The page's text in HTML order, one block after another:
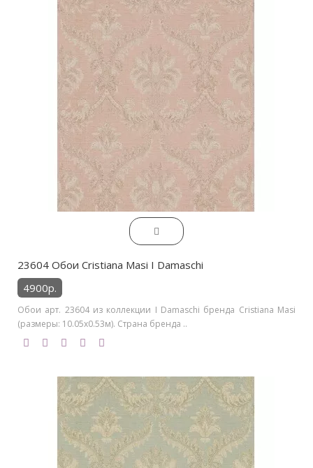
23604 Обои Cristiana Masi I Damaschi
4900р.
Обои арт. 23604 из коллекции I Damaschi бренда Cristiana Masi
(размеры: 10.05х0.53м). Страна бренда ..